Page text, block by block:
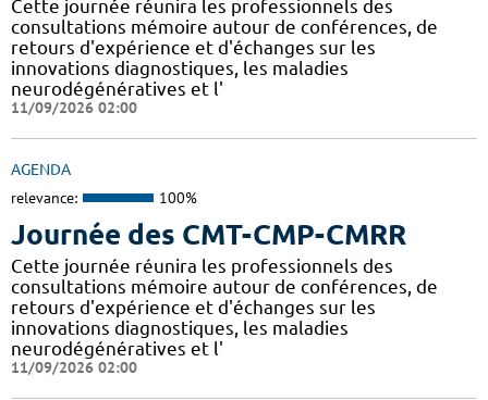
Cette journée réunira les professionnels des
consultations mémoire autour de conférences, de
retours d'expérience et d'échanges sur les
innovations diagnostiques, les maladies
neurodégénératives et l'
11/09/2026 02:00
AGENDA
relevance: 100%
Journée des CMT-CMP-CMRR
Cette journée réunira les professionnels des
consultations mémoire autour de conférences, de
retours d'expérience et d'échanges sur les
innovations diagnostiques, les maladies
neurodégénératives et l'
11/09/2026 02:00